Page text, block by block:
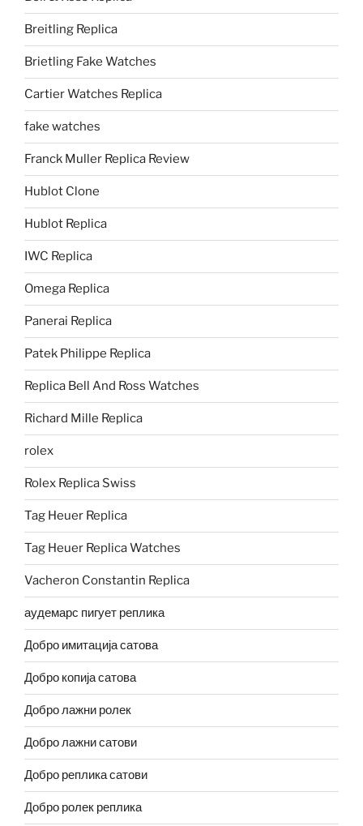
Breitling Replica
Brietling Fake Watches
Cartier Watches Replica
fake watches
Franck Muller Replica Review
Hublot Clone
Hublot Replica
IWC Replica
Omega Replica
Panerai Replica
Patek Philippe Replica
Replica Bell And Ross Watches
Richard Mille Replica
rolex
Rolex Replica Swiss
Tag Heuer Replica
Tag Heuer Replica Watches
Vacheron Constantin Replica
аудемарс пигует реплика
Добро имитација сатова
Добро копија сатова
Добро лажни ролек
Добро лажни сатови
Добро реплика сатови
Добро ролек реплика